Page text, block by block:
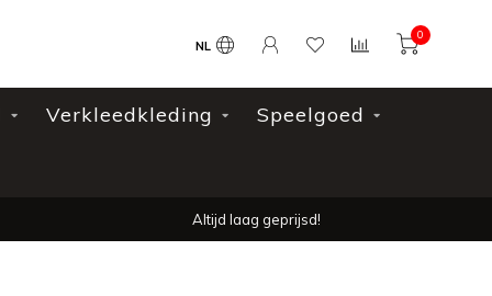
NL
0
Verkleedkleding Speelgoed
Altijd laag geprijsd!